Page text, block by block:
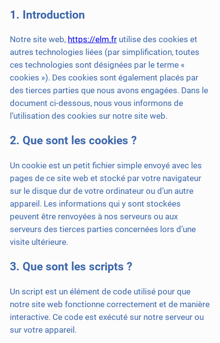
1. Introduction
Notre site web, https://elm.fr utilise des cookies et
autres technologies liées (par simplification, toutes
ces technologies sont désignées par le terme «
cookies »). Des cookies sont également placés par
des tierces parties que nous avons engagées. Dans le
document ci-dessous, nous vous informons de
l’utilisation des cookies sur notre site web.
2. Que sont les cookies ?
Un cookie est un petit fichier simple envoyé avec les
pages de ce site web et stocké par votre navigateur
sur le disque dur de votre ordinateur ou d’un autre
appareil. Les informations qui y sont stockées
peuvent être renvoyées à nos serveurs ou aux
serveurs des tierces parties concernées lors d’une
visite ultérieure.
3. Que sont les scripts ?
Un script est un élément de code utilisé pour que
notre site web fonctionne correctement et de manière
interactive. Ce code est exécuté sur notre serveur ou
sur votre appareil.